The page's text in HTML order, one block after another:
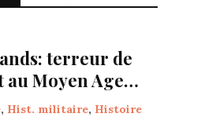
terreur de
au Moyen Age…
, Hist. militaire, Histoire